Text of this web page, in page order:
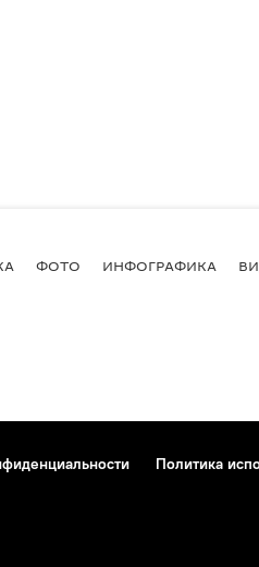
ФОТО ИНФОГРАФИКА
Политика